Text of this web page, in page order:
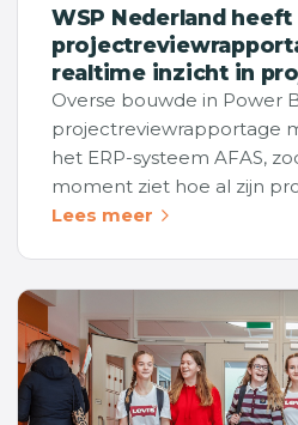
WSP Nederland
realtime inzicht in
Overse bouwde in Power
projectreviewrapportage
het ERP-systeem AFAS,
moment ziet hoe al zijn
Lees meer